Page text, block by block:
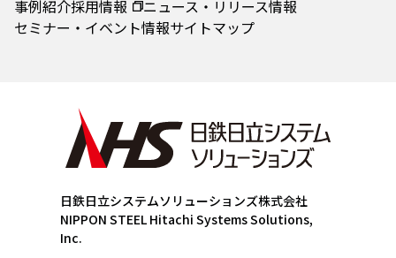
事例紹介採用情報
ニュース・リリース情報
セミナー・イベント情報サイトマップ
日鉄日立システムソリューションズ株式会社
NIPPON STEEL Hitachi Systems Solutions,
Inc.